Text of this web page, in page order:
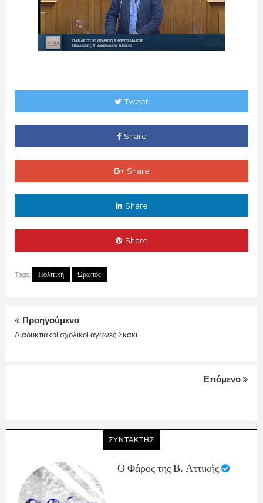
Tweet
Share
Share
Share
Share
Tags: Πολιτική Ωρωπός
Προηγούμενο
Διαδυκτιακοί σχολικοί αγώνες Σκάκι
Επόμενο
ΣΥΝΤΑΚΤΗΣ
Ο Φάρος της Β. Αττικής